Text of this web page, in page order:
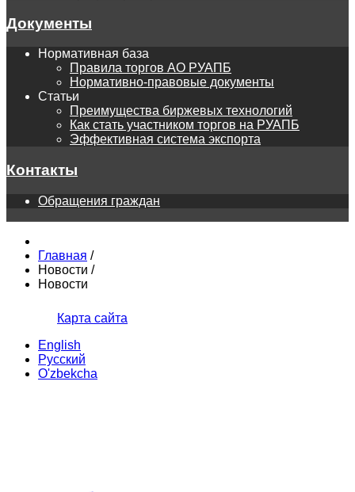
Документы
Нормативная база
Правила торгов АО РУАПБ
Нормативно-правовые документы
Статьи
Преимущества биржевых технологий
Как стать участником торгов на РУАПБ
Эффективная система экспорта
Контакты
Обращения граждан
Главная /
Новости /
Новости
Карта сайта
English
Русский
O'zbekcha